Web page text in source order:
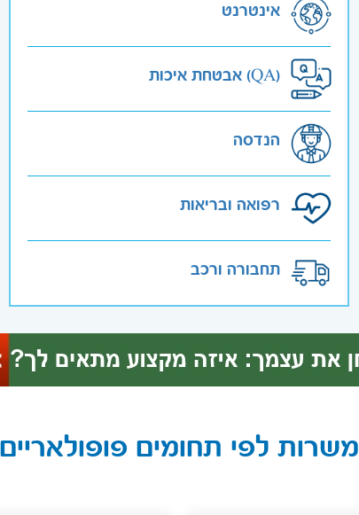
אינטרנט
אבטחת איכות (QA)
הנדסה
רפואה ובריאות
תחבורה ורכב
משרות לפי תחומים פופולאריים